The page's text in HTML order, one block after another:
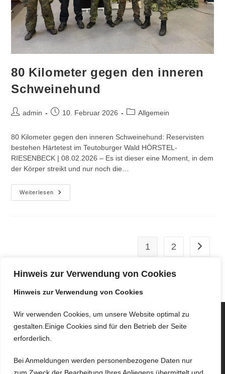
Hinweis zur Verwendung von Cookies
Hinweis zur Verwendung von Cookies
Wir verwenden Cookies, um unsere Website optimal zu
gestalten.Einige Cookies sind für den Betrieb der Seite
erforderlich.
Bei Anmeldungen werden personenbezogene Daten nur
80 Kilometer gegen den inneren
Schweinehund
Beitrags-
admin
Beitrag10. Februar 2026
Beitrags-
Allgemein
80 Kilometer gegen den inneren Schweinehund: Reservisten
bestehen Härtetest im Teutoburger Wald HÖRSTEL-
RIESENBECK | 08.02.2026 – Es ist dieser eine Moment, in dem
der Körper streikt und nur noch die…
Weiterlesen
80
Kilometer
1 2 Zur